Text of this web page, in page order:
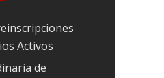
Activos
de